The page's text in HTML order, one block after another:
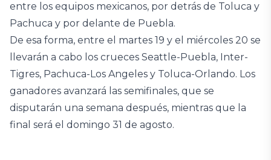
entre los equipos mexicanos, por detrás de Toluca y
Pachuca y por delante de Puebla.
De esa forma, entre el martes 19 y el miércoles 20 se
llevarán a cabo los crueces Seattle-Puebla, Inter-
Tigres, Pachuca-Los Angeles y Toluca-Orlando. Los
ganadores avanzará las semifinales, que se
disputarán una semana después, mientras que la
final será el domingo 31 de agosto.